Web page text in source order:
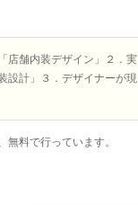
店舗内装デザイン」２．実
設計」３．デザイナーが現
料で行っています。